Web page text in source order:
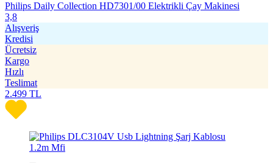
Philips Daily Collection HD7301/00 Elektrikli Çay Makinesi
3,8
Alışveriş
Kredisi
Ücretsiz
Kargo
Hızlı
Teslimat
2.499 TL